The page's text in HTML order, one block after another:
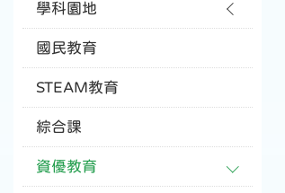
學科園地
國民教育
STEAM教育
綜合課
資優教育